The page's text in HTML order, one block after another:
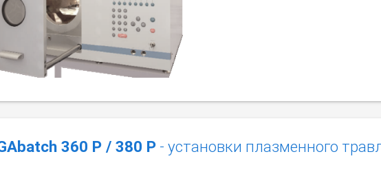
360 P / 380 P- установки плазменного